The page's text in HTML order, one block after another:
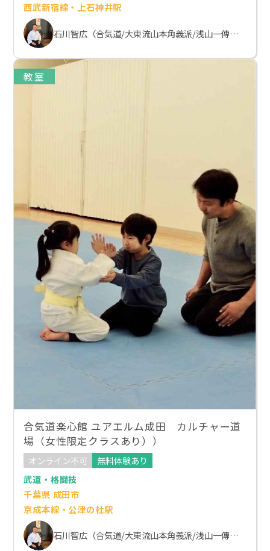
西武新宿線・上石神井駅
石川智広（合気道/大東流山本角義派/浅山一傳流体術）
教室
合気道楽心館 ユアエルム成田 カルチャー道
場（女性限定クラスあり））
オンライン不可
無料体験あり
武道・格闘技
千葉県 成田市
京成本線・公津の杜駅
石川智広（合気道/大東流山本角義派/浅山一傳流体術）